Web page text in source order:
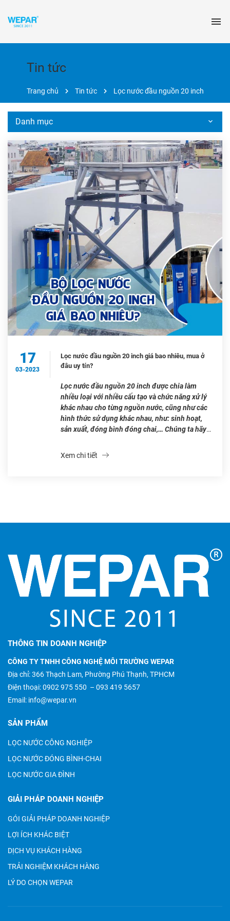
Tin tức
Trang chủ Tin tức Lọc nước đầu nguồn 20 inch
Danh mục
17
03-2023
Lọc nước đầu nguồn 20 inch giá bao nhiêu, mua ở
đâu uy tín?
Lọc nước đầu nguồn 20 inch được chia làm
nhiều loại với nhiều cấu tạo và chức năng xử lý
khác nhau cho từng nguồn nước, cũng như các
hình thức sử dụng khác nhau, như: sinh hoạt,
sản xuất, đóng bình đóng chai,… Chúng ta hãy
Xem chi tiết
THÔNG TIN DOANH NGHIỆP
CÔNG TY TNHH CÔNG NGHỆ MÔI TRƯỜNG WEPAR
Địa chỉ: 366 Thạch Lam, Phường Phú Thạnh, TPHCM
Điện thoại:0902 975 550 – 093 419 5657
Email: info@wepar.vn
SẢN PHẨM
LỌC NƯỚC CÔNG NGHIỆP
LỌC NƯỚC ĐÓNG BÌNH-CHAI
LỌC NƯỚC GIA ĐÌNH
GIẢI PHÁP DOANH NGHIỆP
GÓI GIẢI PHÁP DOANH NGHIỆP
LỢI ÍCH KHÁC BIỆT
DỊCH VỤ KHÁCH HÀNG
TRẢI NGHIỆM KHÁCH HÀNG
LÝ DO CHỌN WEPAR